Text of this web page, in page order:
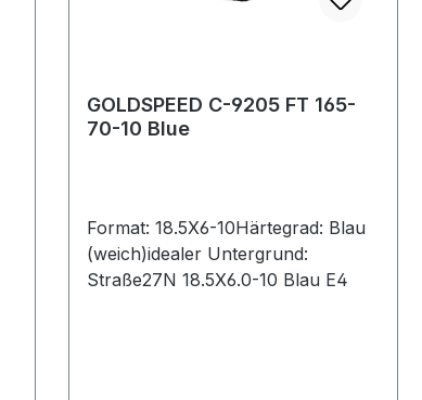
GOLDSPEED C-9205 FT 165-
70-10 Blue
Format: 18.5X6-10Härtegrad: Blau
(weich)idealer Untergrund:
Straße27N 18.5X6.0-10 Blau E4